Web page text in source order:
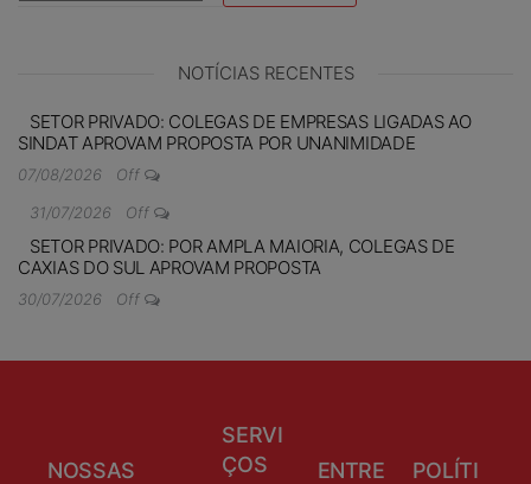
NOTÍCIAS RECENTES
SETOR PRIVADO: COLEGAS DE EMPRESAS LIGADAS AO
SINDAT APROVAM PROPOSTA POR UNANIMIDADE
07/08/2026
Off
31/07/2026
Off
SETOR PRIVADO: POR AMPLA MAIORIA, COLEGAS DE
CAXIAS DO SUL APROVAM PROPOSTA
30/07/2026 Off
NOSSAS
SERVI
ÇOS
ENTRE
POLÍTI